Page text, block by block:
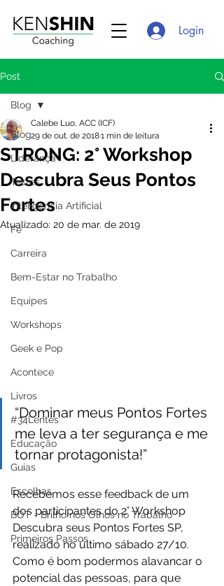
Login
Post
Blog
Liderança
Testes
Inteligência Artificial
Fé
Carreira
Bem-Estar no Trabalho
Equipes
Workshops
Geek e Pop
Acontece
Livros
#34Lentes
Educação
Guias
Escolhas
BOT - Brilho nos Olhos no Trabalho
Primeiros Passos
Blog
STRONG: 2° Workshop
Descubra Seus Pontos
Fortes
Calebe Luo, ACC (ICF)
29 de out. de 20181 min de leitura
Atualizado: 20 de mar. de 2019
“Dominar meus Pontos Fortes
me leva a ter segurança e me
tornar protagonista!”
Recebemos esse feedback de um
dos participantes do 2° Workshop
Descubra seus Pontos Fortes SP,
realizado no último sábado 27/10.
Como é bom podermos alavancar o
potencial das pessoas, para que